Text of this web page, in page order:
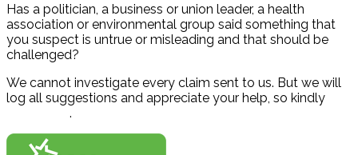
Has a politician, a business or union leader, a health
association or environmental group said something that
you suspect is untrue or misleading and that should be
challenged?
We cannot investigate every claim sent to us. But we will
log all suggestions and appreciate your help, so kindly
.